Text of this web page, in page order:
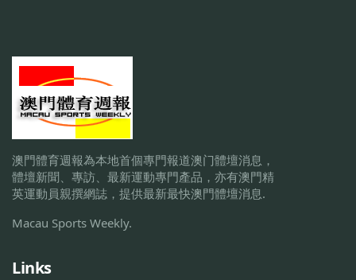
澳門體育週報為本地首個專門報道澳门體壇消息，
體壇新聞、專訪、最新運動專門產品，亦有澳門精
英運動員親撰網誌，提供最新最快澳門體壇消息.
Macau Sports Weekly.
Links